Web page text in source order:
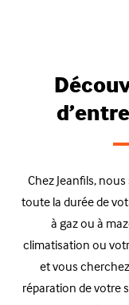
Chez Jeanfils,
toute la durée de
à gaz ou à
climatisation ou
et vous
réparation de votre